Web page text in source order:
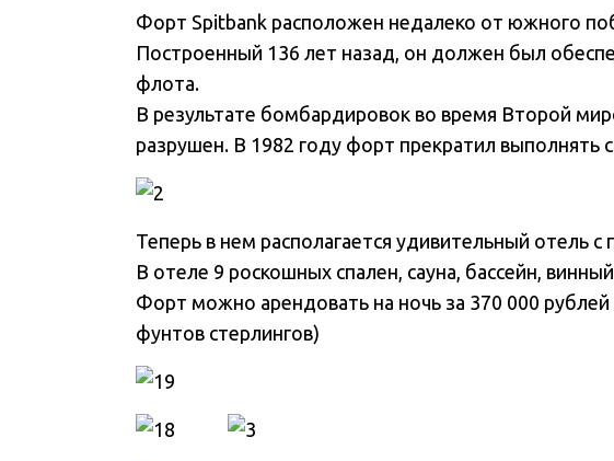
Форт Spitbank расположен недалеко от южного
Построенный 136 лет назад, он должен был
флота.
В результате бомбардировок во время Второй
разрушен. В 1982 году форт прекратил выполнять
Теперь в нем располагается удивительный отель
В отеле 9 роскошных спален, сауна, бассейн,
Форт можно арендовать на ночь за 370 000
фунтов стерлингов)